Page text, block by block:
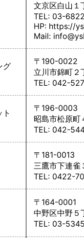
文京区白山１
TEL: 03-
HP: https://
Mail:
グ
〒190-0022
立川市錦町２
TEL: 042-
〒196-0003
昭島市松原町
TEL: 042-
〒181-0013
三鷹市下連雀
TEL: 0422-
〒164-0001
中野区中野５
TEL: 03-